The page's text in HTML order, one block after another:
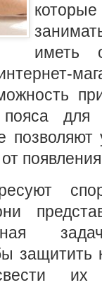
иметь
для
защитить